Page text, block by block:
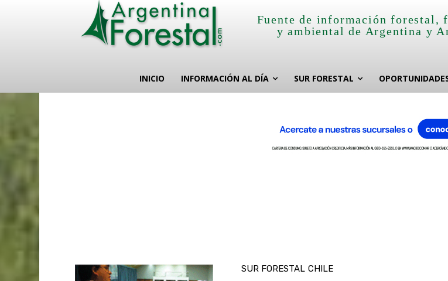
Fuente de información forestal,
y ambiental de Argentina y
INICIO INFORMACIÓN AL DÍA SUR FORESTAL
SUR FORESTAL CHILE